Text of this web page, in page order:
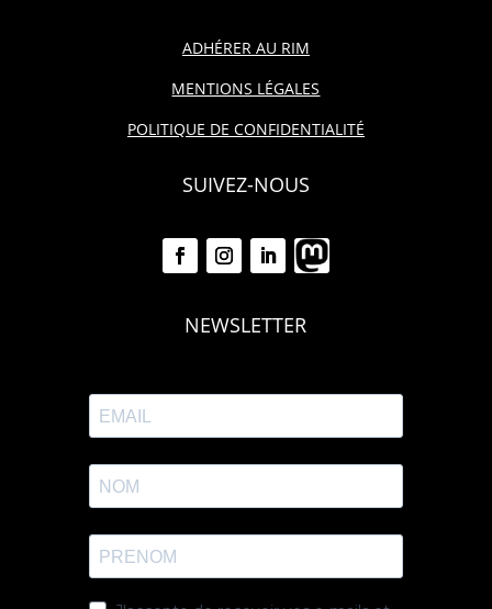
ADHÉRER AU RIM
MENTIONS LÉGALES
POLITIQUE DE CONFIDENTIALITÉ
SUIVEZ-NOUS
NEWSLETTER